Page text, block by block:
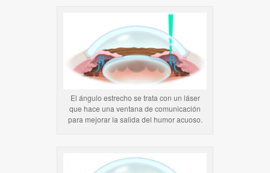
El ángulo estrecho se trata con un láser
que hace una ventana de comunicación
para mejorar la salida del humor acuoso.